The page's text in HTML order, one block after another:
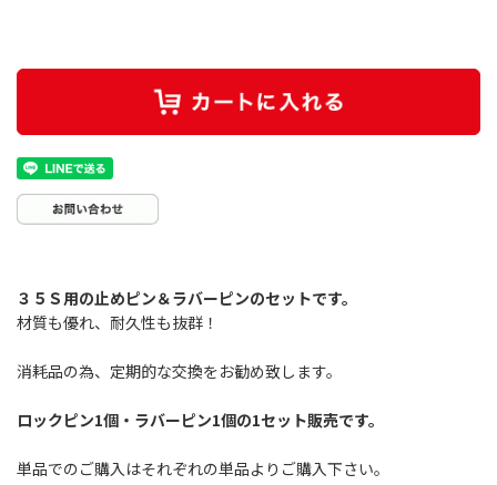
３５Ｓ用の止めピン＆ラバーピンのセットです。
材質も優れ、耐久性も抜群！
消耗品の為、定期的な交換をお勧め致します。
ロックピン1個・ラバーピン1個の1セット販売です。
単品でのご購入はそれぞれの単品よりご購入下さい。